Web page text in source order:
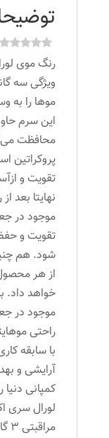
خیلی
روشن
عدد
رنگ موی
ویژگی سه
موها را به
این سرم
محافظت می
پروکراتین
تقویت و
نهایتا بعد
موجود در
تقویت و
شود. هم
از هر
خواهد داد.
موجود در
راحتی
با سابقه
آرایشی و
کمپانی
لورال سری